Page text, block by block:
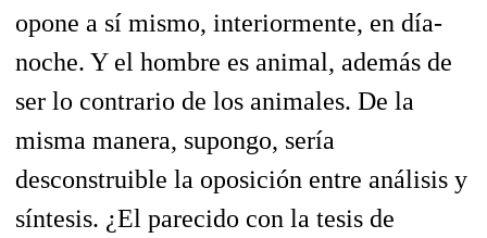
opone a sí mismo, interiormente, en día-
noche. Y el hombre es animal, además de
ser lo contrario de los animales. De la
misma manera, supongo, sería
desconstruible la oposición entre análisis y
síntesis. ¿El parecido con la tesis de